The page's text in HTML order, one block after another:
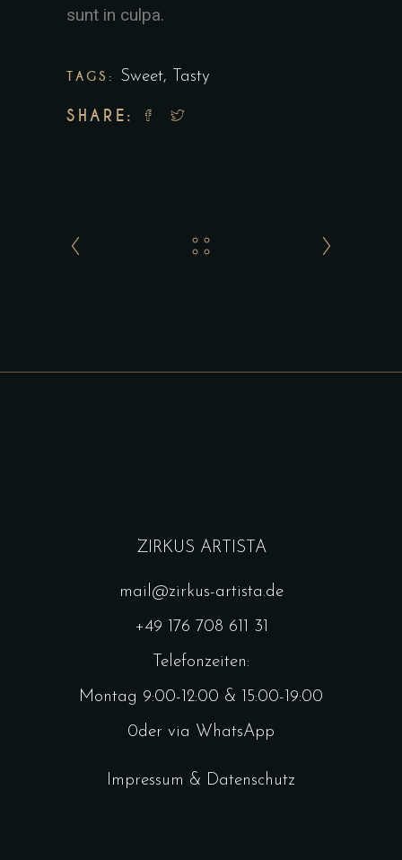
sunt in culpa.
TAGS: Sweet, Tasty
SHARE:
ZIRKUS ARTISTA
mail@zirkus-artista.de
+49 176 708 611 31
Telefonzeiten:
Montag 9:00-12:00 & 15:00-19:00
0der via WhatsApp
Impressum & Datenschutz